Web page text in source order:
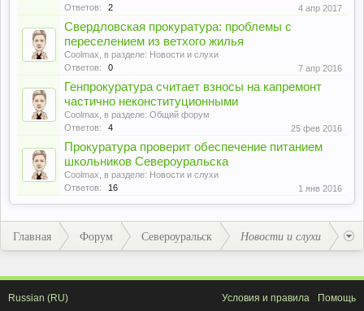
Ответов:
2 4 апр 2017
Свердловская прокуратура: проблемы с
переселением из ветхого жилья
Coolmax , в разделе: Новости и слухи
Ответов:
0 7 апр 2016
Генпрокуратура считает взносы на капремонт
частично неконституционными
Coolmax , в разделе: Общий форум
Ответов:
4 25 фев 2016
Прокуратура проверит обеспечение питанием
школьников Североуральска
Coolmax , в разделе: Новости и слухи
Ответов:
16 1 янв 2016
Главная Форум Североуральск Новости и слухи
Russian (RU) Условия и правила Помощь